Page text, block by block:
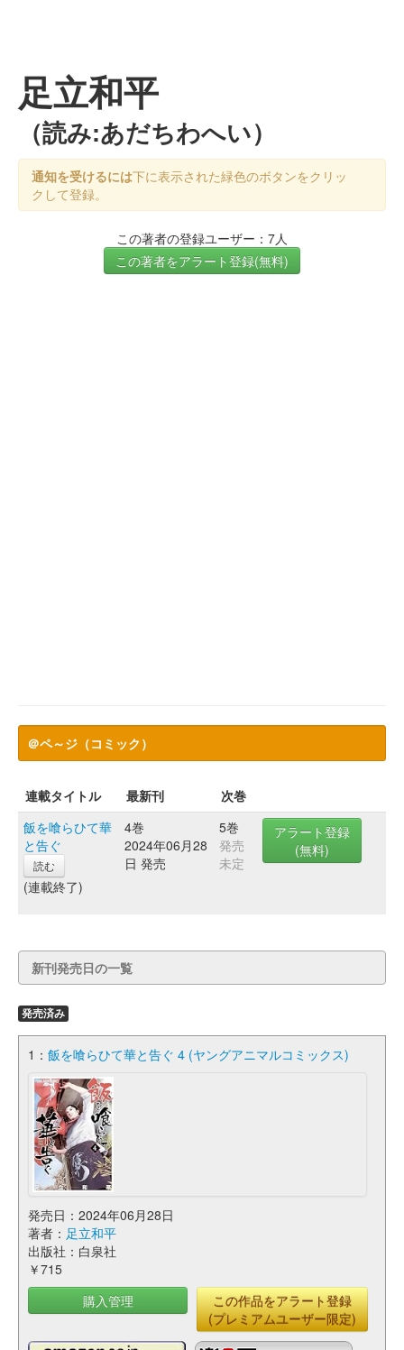
足立和平
（読み:あだちわへい）
通知を受けるには下に表示された緑色のボタンをクリッ
クして登録。
この著者の登録ユーザー：7人
この著者をアラート登録(無料)
＠ペ～ジ（コミック）
連載タイトル 最新刊
次巻
飯を喰らひて華
と告ぐ
読む
(連載終了)
4巻
2024年06月28
日 発売
5巻
発売
未定
アラート登録
(無料)
新刊発売日の一覧
発売済み
1： 飯を喰らひて華と告ぐ 4 (ヤングアニマルコミックス)
発売日：2024年06月28日
著者： 足立和平
出版社：白泉社
￥715
購入管理
この作品をアラート登録
(プレミアムユーザー限定)